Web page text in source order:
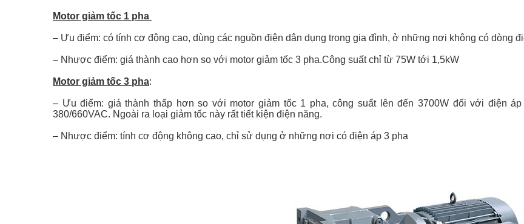
Motor giảm tốc 1 pha
– Ưu điểm: có tính cơ động cao, dùng các nguồn điện dân dụng trong gia đình, ở những nơi không có dòng
– Nhược điểm: giá thành cao hơn so với motor giảm tốc 3 pha.Công suất chỉ từ 75W tới 1,5kW
Motor giảm tốc 3 pha:
– Ưu điểm: giá thành thấp hơn so với motor giảm tốc 1 pha, công suất lên đến 3700W đối với điện
380/660VAC. Ngoài ra loại giảm tốc này rất tiết kiện điện năng.
– Nhược điểm: tính cơ động không cao, chỉ sử dụng ở những nơi có điện áp 3 pha